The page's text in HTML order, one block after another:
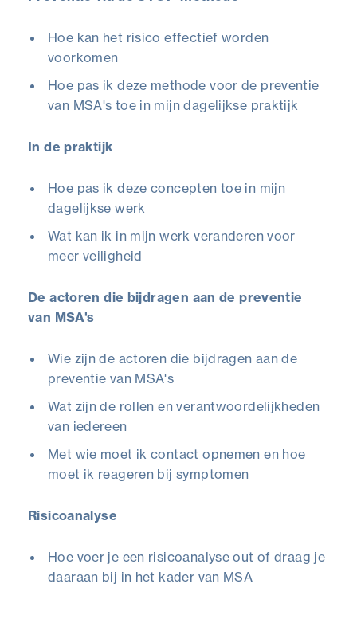
Hoe kan het risico effectief worden
voorkomen
Hoe pas ik deze methode voor de preventie
van MSA's toe in mijn dagelijkse praktijk
In de praktijk
Hoe pas ik deze concepten toe in mijn
dagelijkse werk
Wat kan ik in mijn werk veranderen voor
meer veiligheid
De actoren die bijdragen aan de preventie
van MSA's
Wie zijn de actoren die bijdragen aan de
preventie van MSA's
Wat zijn de rollen en verantwoordelijkheden
van iedereen
Met wie moet ik contact opnemen en hoe
moet ik reageren bij symptomen
Risicoanalyse
Hoe voer je een risicoanalyse out of draag je
daaraan bij in het kader van MSA